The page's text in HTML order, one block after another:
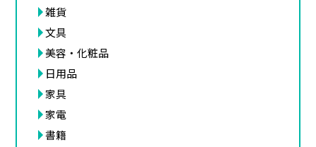
雑貨
文具
美容・化粧品
日用品
家具
家電
書籍